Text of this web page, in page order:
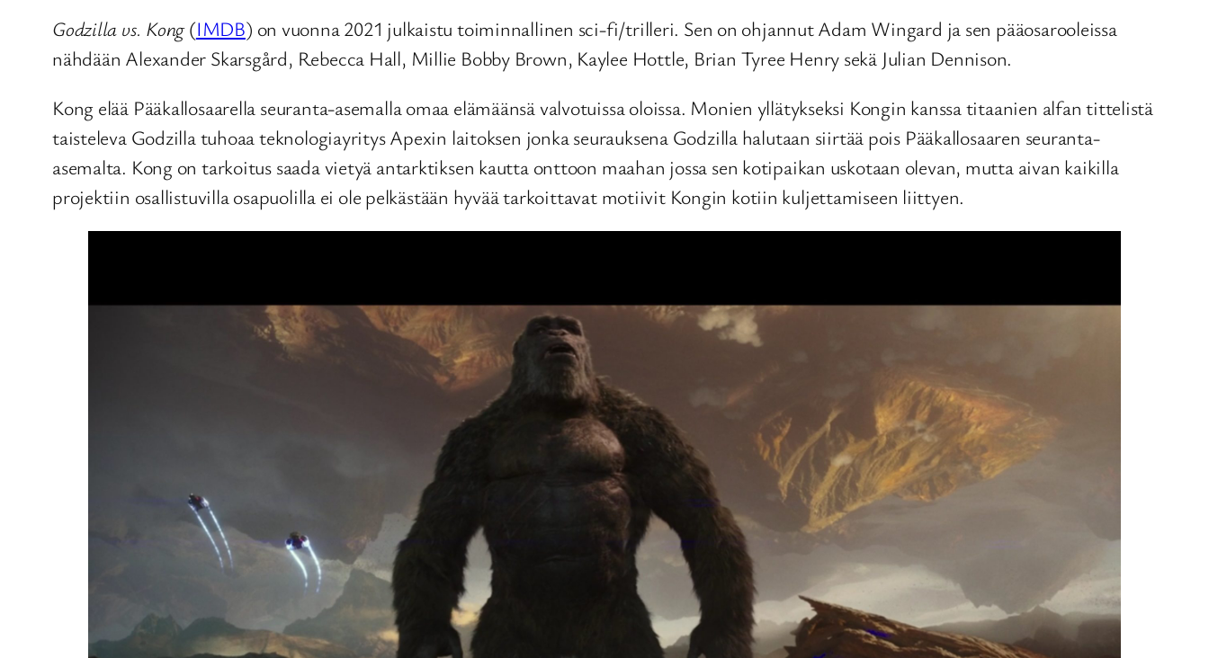
Godzilla vs. Kong(IMDB) on vuonna 2021 julkaistu toiminnallinen sci-fi/trilleri. Sen on ohjannut Adam Wingard ja sen pääosarooleissa
nähdään Alexander Skarsgård, Rebecca Hall, Millie Bobby Brown, Kaylee Hottle, Brian Tyree Henry sekä Julian Dennison.
Kong elää Pääkallosaarella seuranta-asemalla omaa elämäänsä valvotuissa oloissa. Monien yllätykseksi Kongin kanssa titaanien alfan tittelistä
taisteleva Godzilla tuhoaa teknologiayritys Apexin laitoksen jonka seurauksena Godzilla halutaan siirtää pois Pääkallosaaren seuranta-
asemalta. Kong on tarkoitus saada vietyä antarktiksen kautta onttoon maahan jossa sen kotipaikan uskotaan olevan, mutta aivan kaikilla
projektiin osallistuvilla osapuolilla ei ole pelkästään hyvää tarkoittavat motiivit Kongin kotiin kuljettamiseen liittyen.